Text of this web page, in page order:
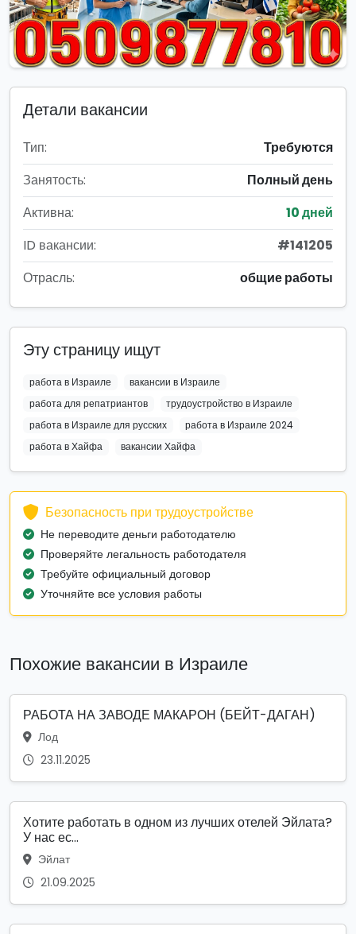
Детали вакансии
Тип:
Требуются
Занятость:
Полный день
Активна:
10 дней
ID вакансии:
#141205
Отрасль:
общие работы
Эту страницу ищут
работа в Израиле
вакансии в Израиле
работа для репатриантов
трудоустройство в Израиле
работа в Израиле для русских
работа в Израиле 2024
работа в Хайфа
вакансии Хайфа
Безопасность при трудоустройстве
Не переводите деньги работодателю
Проверяйте легальность работодателя
Требуйте официальный договор
Уточняйте все условия работы
Похожие вакансии в Израиле
РАБОТА НА ЗАВОДЕ МАКАРОН (БЕЙТ-ДАГАН)
Лод
23.11.2025
Хотите работать в одном из лучших отелей Эйлата?
У нас ес...
Эйлат
21.09.2025